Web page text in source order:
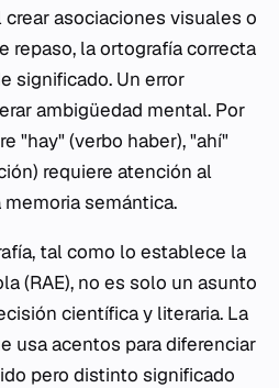
asociaciones visuales o
repaso, la ortografía correcta
significado. Un error
ambigüedad mental. Por
"hay" (verbo haber), "ahí"
requiere atención al
semántica.
tal como lo establece la
(RAE), no es solo un asunto
científica y literaria. La
usa acentos para diferenciar
pero distinto significado